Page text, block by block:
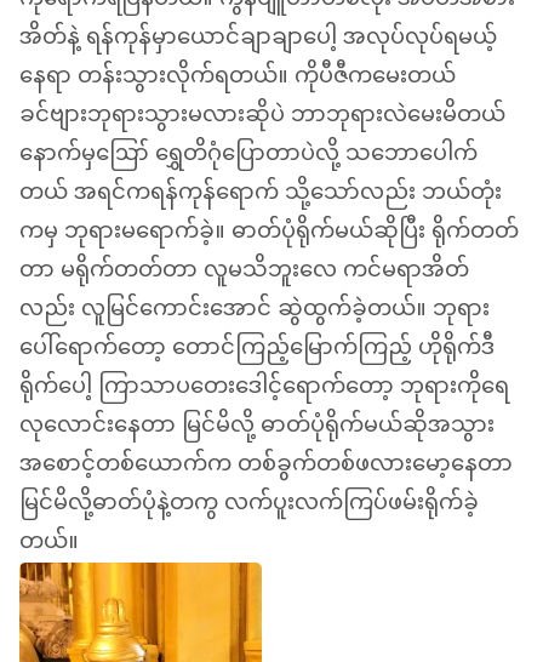
အိတ်နဲ့ ရန်ကုန်မှာယောင်ချာချာပေါ့ အလုပ်လုပ်ရမယ့်
နေရာ တန်းသွားလိုက်ရတယ်။ ကိုပီဇီကမေးတယ်
ခင်ဗျားဘုရားသွားမလားဆိုပဲ ဘာဘုရားလဲမေးမိတယ်
နောက်မှဪ ရွှေတိဂုံပြောတာပဲလို့ သဘောပေါက်
တယ် အရင်ကရန်ကုန်ရောက် သို့သော်လည်း ဘယ်တုံး
ကမှ ဘုရားမရောက်ခဲ့။ ဓာတ်ပုံရိုက်မယ်ဆိုပြီး ရိုက်တတ်
တာ မရိုက်တတ်တာ လူမသိဘူးလေ ကင်မရာအိတ်
လည်း လူမြင်ကောင်းအောင် ဆွဲထွက်ခဲ့တယ်။ ဘုရား
ပေါ်ရောက်တော့ တောင်ကြည့်မြောက်ကြည့် ဟိုရိုက်ဒီ
ရိုက်ပေါ့ ကြာသာပတေးဒေါင့်ရောက်တော့ ဘုရားကိုရေ
လုလောင်းနေတာ မြင်မိလို့ ဓာတ်ပုံရိုက်မယ်ဆိုအသွား
အစောင့်တစ်ယောက်က တစ်ခွက်တစ်ဖလားမော့နေတာ
မြင်မိလို့ဓာတ်ပုံနဲ့တကွ လက်ပူးလက်ကြပ်ဖမ်းရိုက်ခဲ့
တယ်။